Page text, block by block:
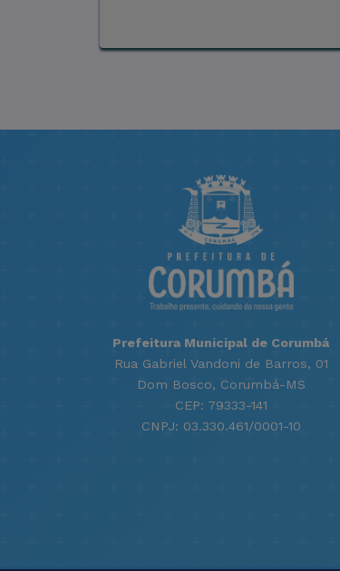
Prefeitura Municipal de Corumbá
Rua Gabriel Vandoni de Barros, 01
Dom Bosco, Corumbá-MS
CEP: 79333-141
CNPJ: 03.330.461/0001-10